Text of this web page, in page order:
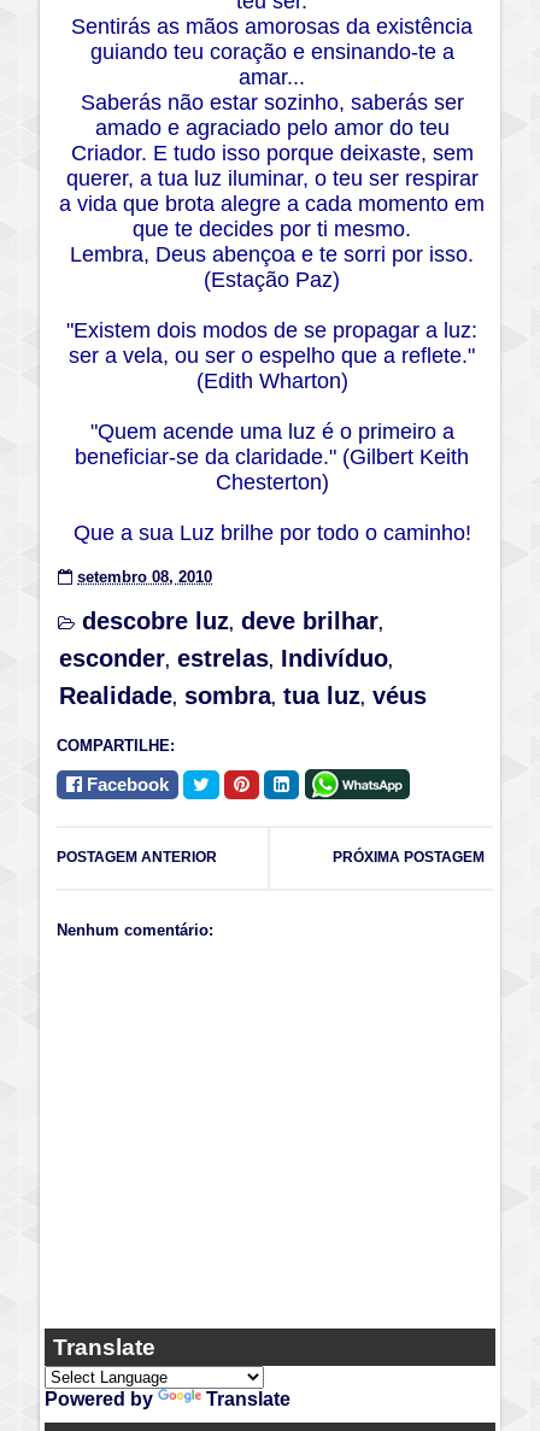
Sentirás as mãos amorosas da existência
guiando teu coração e ensinando-te a
amar...
Saberás não estar sozinho, saberás ser
amado e agraciado pelo amor do teu
Criador. E tudo isso porque deixaste, sem
querer, a tua luz iluminar, o teu ser respirar
a vida que brota alegre a cada momento em
que te decides por ti mesmo.
Lembra, Deus abençoa e te sorri por isso.
(Estação Paz)
"Existem dois modos de se propagar a luz:
ser a vela, ou ser o espelho que a reflete."
(Edith Wharton)
"Quem acende uma luz é o primeiro a
beneficiar-se da claridade." (Gilbert Keith
Chesterton)
Que a sua Luz brilhe por todo o caminho!
setembro 08, 2010
descobre luz, deve brilhar,
esconder, estrelas, Indivíduo,
Realidade, sombra, tua luz, véus
COMPARTILHE:
Facebook
PRÓXIMA POSTAGEM
POSTAGEM ANTERIOR
Nenhum comentário:
Translate
Powered by Translate